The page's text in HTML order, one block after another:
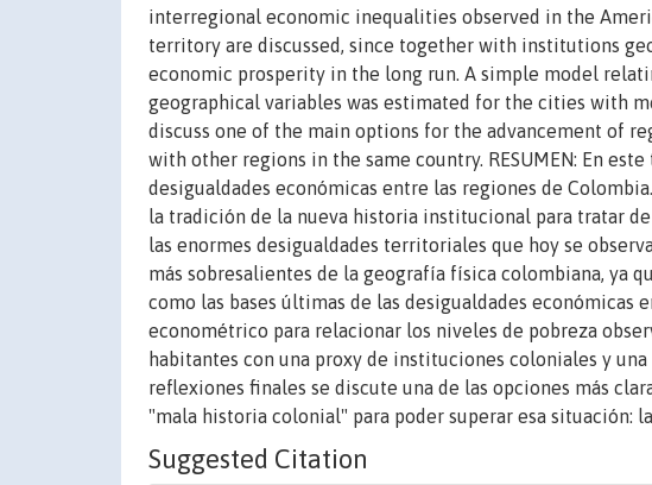
interregional economic inequalities observed in the
territory are discussed, since together with institutions
economic prosperity in the long run. A simple model
geographical variables was estimated for the cities with
discuss one of the main options for the advancement of
with other regions in the same country. RESUMEN: En
desigualdades económicas entre las regiones de
la tradición de la nueva historia institucional para tratar
las enormes desigualdades territoriales que hoy se
más sobresalientes de la geografía física colombiana, ya
como las bases últimas de las desigualdades económicas
econométrico para relacionar los niveles de pobreza
habitantes con una proxy de instituciones coloniales y
reflexiones finales se discute una de las opciones más
"mala historia colonial" para poder superar esa situación:
Suggested Citation